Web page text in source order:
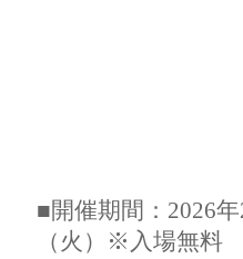
■開催期間：2026
（火）※入場無料